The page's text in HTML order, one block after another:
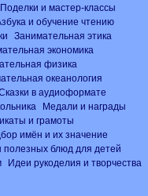
Поделки и мастер-классы
и обучение чтению
Занимательная этика
экономика
физика
океанология
в аудиоформате
Медали и награды
и грамоты
имён и их значение
полезных блюд для детей
Идеи рукоделия и творчества